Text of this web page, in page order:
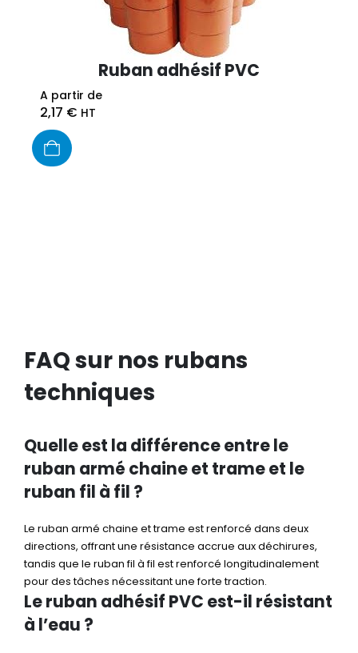
Ruban adhésif PVC
A partir de
2,17 € HT
FAQ sur nos rubans
techniques
Quelle est la différence entre le
ruban armé chaine et trame et le
ruban fil à fil ?
Le ruban armé chaine et trame est renforcé dans deux
directions, offrant une résistance accrue aux déchirures,
tandis que le ruban fil à fil est renforcé longitudinalement
pour des tâches nécessitant une forte traction.
Le ruban adhésif PVC est-il résistant
à l’eau ?